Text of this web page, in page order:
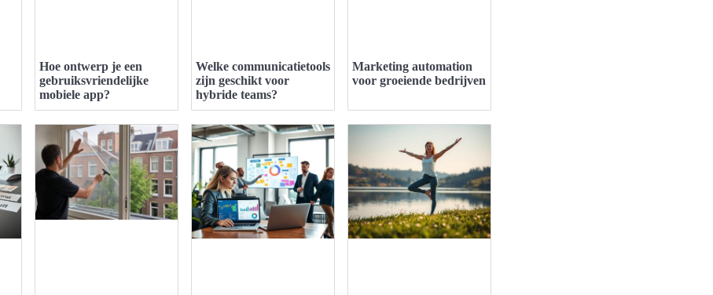
Hoe ontwerp je een
gebruiksvriendelijke
mobiele app?
Welke communicatietools
zijn geschikt voor
hybride teams?
Marketing automation
voor groeiende bedrijven